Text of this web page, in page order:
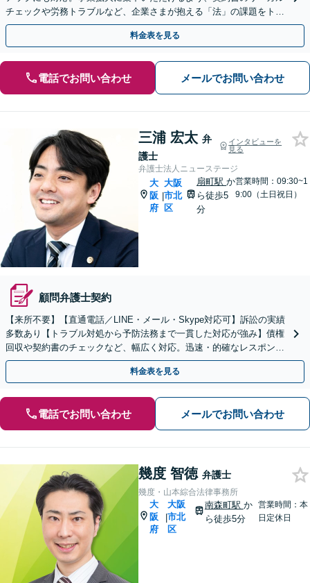
チェックや労務トラブルなど、企業さまが抱える「法」の課題をトー
タルサポートします！【Web面談可】【南森町駅7分】
料金表を見る
電話でお問い合わせ メールでお問い合わせ
三浦 宏太 弁
護士
インタビューを
見る
弁護士法人ニューステージ
大
阪
府
|
大阪
市北
区
扇町駅か
ら徒歩5
分
営業時間：09:30~1
9:00（土日祝日）
顧問弁護士契約
【来所不要】【直通電話／LINE・メール・Skype対応可】訴訟の実績
多数あり【トラブル対処から予防法務まで一貫した対応が強み】債権
回収や契約書のチェックなど、幅広く対応。迅速・的確なレスポンス
で、経営視点でサポート【初回相談無料】
料金表を見る
電話でお問い合わせ メールでお問い合わせ
幾度 智徳 弁護士
幾度・山本綜合法律事務所
大
阪
府
|
大阪
市北
区
南森町駅 か
ら徒歩5分
営業時間：本
日定休日